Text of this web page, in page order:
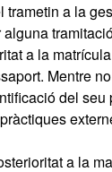
a la
a la
Mentre
del
a la